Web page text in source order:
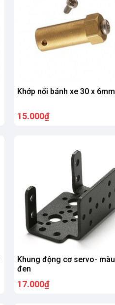
Khớp nối bánh xe 30 x 6mm
15.000₫
Khung động cơ servo- màu
đen
17.000₫